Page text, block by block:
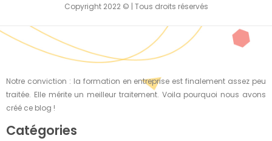
Copyright 2022 © | Tous droits réservés
Notre conviction : la formation en entreprise est finalement assez peu
traitée. Elle mérite un meilleur traitement. Voila pourquoi nous avons
créé ce blog !
Catégories